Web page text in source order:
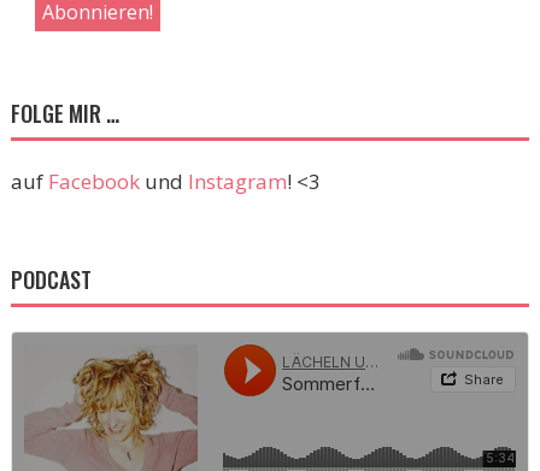
FOLGE MIR …
auf Facebookund Instagram! <3
PODCAST